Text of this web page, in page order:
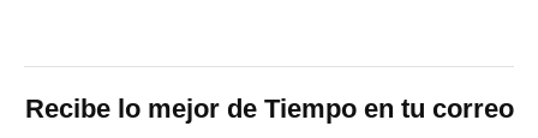
Recibe lo mejor de Tiempo en tu correo